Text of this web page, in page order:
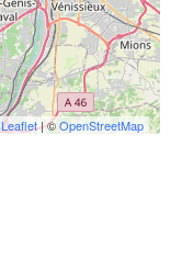
Leaflet| ©OpenStreetMap